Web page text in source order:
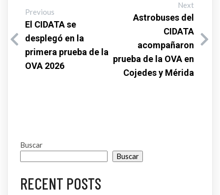
Previous
El CIDATA se
desplegó en la
primera prueba de la
OVA 2026
Next
Astrobuses del
CIDATA
acompañaron
prueba de la OVA en
Cojedes y Mérida
Buscar
Buscar
RECENT POSTS